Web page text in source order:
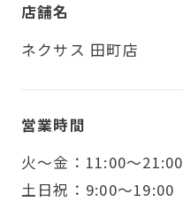
店舗名
ネクサス 田町店
営業時間
火〜金：11:00～21:00
土日祝：9:00～19:00